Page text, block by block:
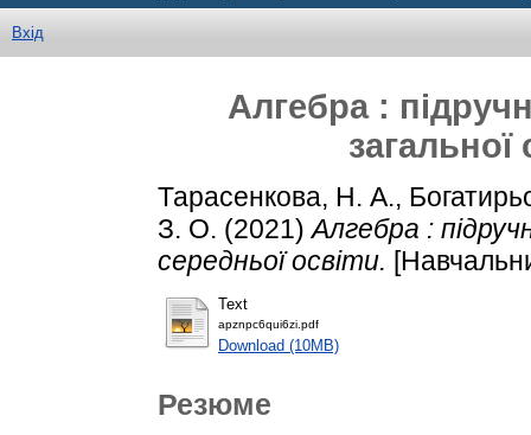
Вхід
Алгебра :
загальної
Тарасенкова, Н. А.,
З. О. (2021)Алгебра :
середньої освіти.
Text
apznpc6qui6zi.pdf
Download (10MB)
Резюме